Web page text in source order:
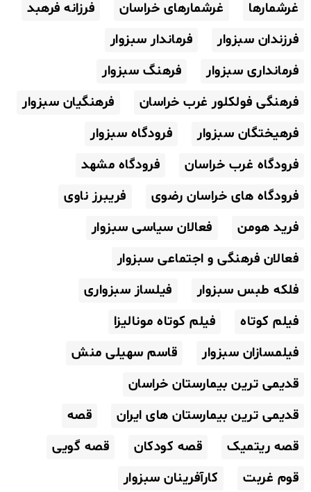
غرشمارها غرشمارهای خراسان
فرزانه فرهبد
فرزندان سبزوار
فرماندار سبزوار
فرمانداری سبزوار
فرهنگ سبزوار
فرهنگی فولکلور غرب خراسان
فرهنگیان سبزوار
فرهیختگان سبزوار
فرودگاه سبزوار
فرودگاه غرب خراسان
فرودگاه مشهد
فرودگاه های خراسان رضوی
فریبرز ناوی
فرید هومن
فعالان سیاسی سبزوار
فعالان فرهنگی و اجتماعی سبزوار
فلکه طبس سبزوار
فیلساز سبزواری
فیلم کوتاه
فیلم کوتاه مونالیزا
فیلمسازان سبزوار
قاسم سهیلی منش
قدیمی ترین بیمارستان خراسان
قدیمی ترین بیمارستان های ایران
قصه
قصه ریتمیک
قصه کودکان
قصه گویی
قوم غربت
کارآفرینان سبزوار